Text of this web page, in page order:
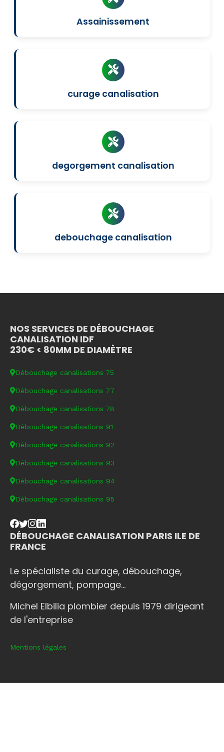
Assainissement
curage canalisation
degorgement canalisation
debouchage canalisation
NOS SERVICES DE DÉBOUCHAGE
CANALISATION IDF
230€ < 80MM DE DIAMÈTRE
Débouchage canalisations 75
Débouchage canalisations 77
Débouchage canalisations 78
Débouchage canalisations 91
Débouchage canalisations 92
Débouchage canalisations 93
Débouchage canalisations 94
Débouchage canalisations 95
DÉBOUCHAGE CANALISATION PARIS ILE DE
FRANCE
Le spécialiste du curage, débouchage,
dégorgement, pompage...
Michel Elbilia plombier depuis 1979 dirigeant
de l'entreprise
Mentions légales